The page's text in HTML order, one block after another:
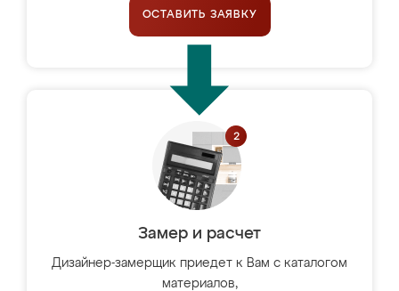
ОСТАВИТЬ ЗАЯВКУ
Замер и расчет
Дизайнер-замерщик приедет к Вам с каталогом
материалов,